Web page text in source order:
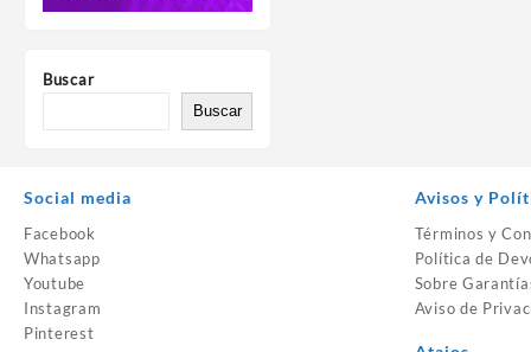
Buscar
Buscar
Social media
Facebook
Whatsapp
Youtube
Instagram
Pinterest
Avisos y
Términos y
Política de
Sobre
Aviso de